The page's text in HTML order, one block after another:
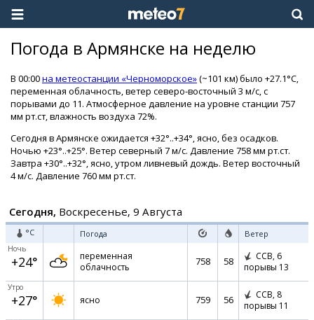
Погода в Армянске на неделю
В 00:00на метеостанции «Черноморское»(~101 км) было +27.1°C,
переменная облачность, ветер северо-восточный 3 м/с, с
порывами до 11. Атмосферное давление на уровне станции 757
мм рт.ст, влажность воздуха 72%.
Сегодня в Армянске ожидается +32°..+34°, ясно, без осадков.
Ночью +23°..+25°. Ветер северный 7 м/с. Давление 758 мм рт.ст.
Завтра +30°..+32°, ясно, утром ливневый дождь. Ветер восточный
4 м/с. Давление 760 мм рт.ст.
Сегодня, Воскресенье, 9 Августа
°C Погода Ветер
Ночь
+24°
переменная
облачность
758 58 ССВ, 6
порывы 13
Утро
+27° ясно 759 56 ССВ, 8
порывы 11